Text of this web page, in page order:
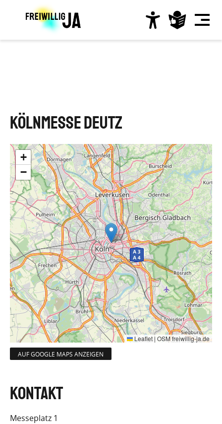
Kölnmesse Deutz
+
−
Leaflet | OSM freiwillig-ja.de
AUF GOOGLE MAPS ANZEIGEN
Messeplatz 1